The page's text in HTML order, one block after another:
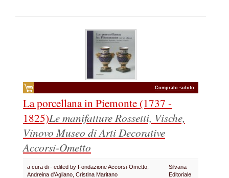
Compralo subito
La porcellana in Piemonte (1737 -
1825)Le manifatture Rossetti, Vische,
VinovoMuseo di Arti Decorative
Accorsi-Ometto
a cura di - edited by Fondazione Accorsi-Ometto,
Andreina d’Agliano, Cristina Maritano
Silvana
Editoriale